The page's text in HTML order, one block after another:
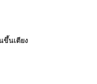
ขึ้นเตียง